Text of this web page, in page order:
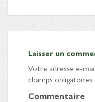
Laisser un
Votre adresse e-
champs
Commentaire